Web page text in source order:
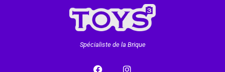
Spécialiste de la Brique